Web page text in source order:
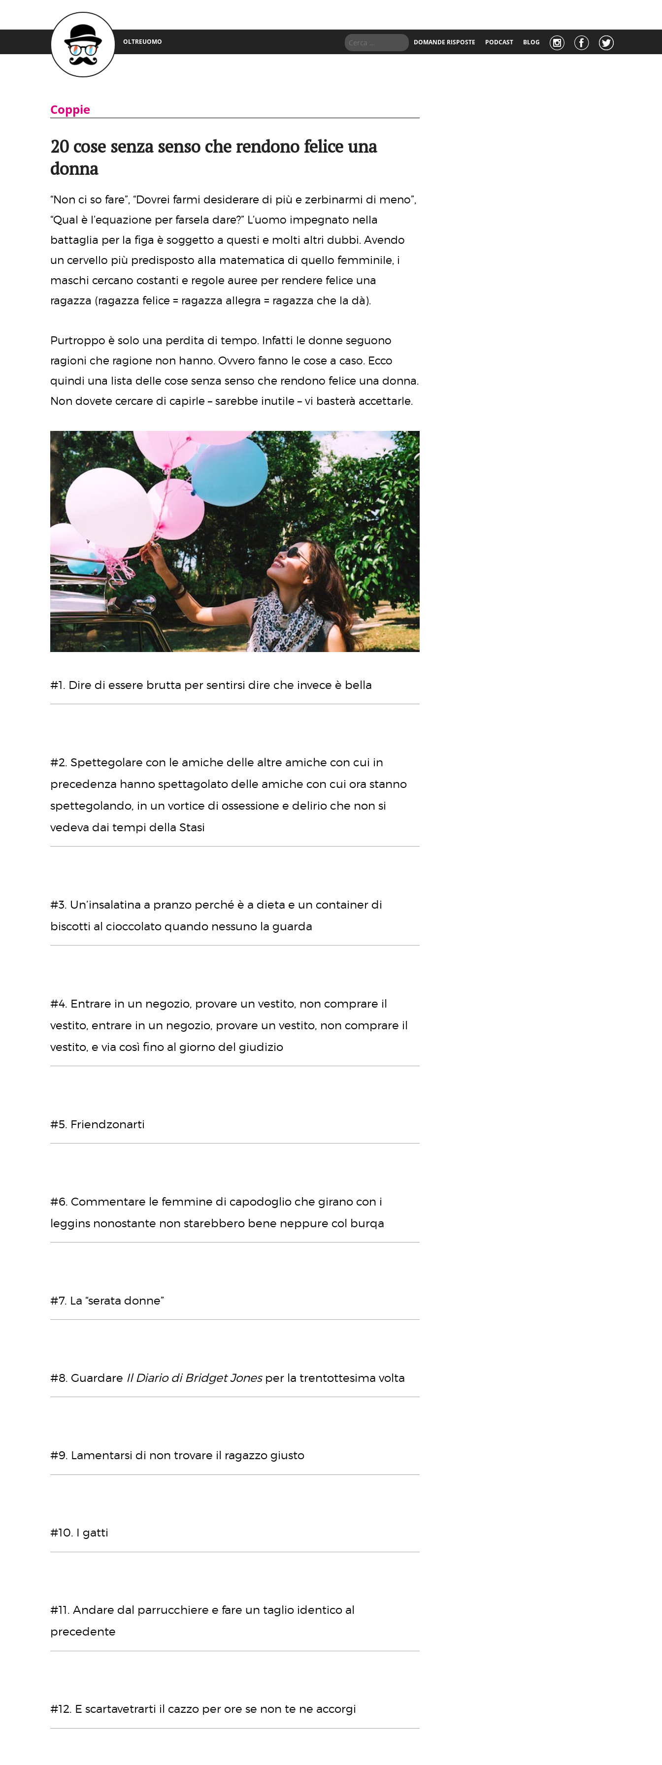
OLTREUOMO DOMANDE RISPOSTE PODCAST BLOG
Coppie
20 cose senza senso che rendono felice una
donna
“Non ci so fare”, “Dovrei farmi desiderare di più e zerbinarmi di meno”,
“Qual è l’equazione per farsela dare?” L’uomo impegnato nella
battaglia per la figa è soggetto a questi e molti altri dubbi. Avendo
un cervello più predisposto alla matematica di quello femminile, i
maschi cercano costanti e regole auree per rendere felice una
ragazza (ragazza felice = ragazza allegra = ragazza che la dà).
Purtroppo è solo una perdita di tempo. Infatti le donne seguono
ragioni che ragione non hanno. Ovvero fanno le cose a caso. Ecco
quindi una lista delle cose senza senso che rendono felice una donna.
Non dovete cercare di capirle – sarebbe inutile – vi basterà accettarle.
#1. Dire di essere brutta per sentirsi dire che invece è bella
#2. Spettegolare con le amiche delle altre amiche con cui in
precedenza hanno spettagolato delle amiche con cui ora stanno
spettegolando, in un vortice di ossessione e delirio che non si
vedeva dai tempi della Stasi
#3. Un’insalatina a pranzo perché è a dieta e un container di
biscotti al cioccolato quando nessuno la guarda
#4. Entrare in un negozio, provare un vestito, non comprare il
vestito, entrare in un negozio, provare un vestito, non comprare il
vestito, e via così fino al giorno del giudizio
#5. Friendzonarti
#6. Commentare le femmine di capodoglio che girano con i
leggins nonostante non starebbero bene neppure col burqa
#7. La “serata donne”
#8. Guardare Il Diario di Bridget Jonesper la trentottesima volta
#9. Lamentarsi di non trovare il ragazzo giusto
#10. I gatti
#11. Andare dal parrucchiere e fare un taglio identico al
precedente
#12. E scartavetrarti il cazzo per ore se non te ne accorgi